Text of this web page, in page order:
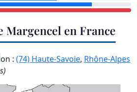
Margencel en France
: (74) Haute-Savoie, Rhône-Alpes